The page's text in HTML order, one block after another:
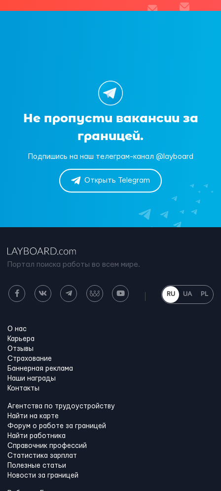
Не пропусти вакансии за
границей.
Подпишись на наш телеграм-канал @layboard
Открыть Telegram
Портал поиска работы во всем мире.
RU UA PL
О нас
Карьера
Отзывы
Страхование
Баннерная реклама
Наши награды
Контакты
Агентства по трудоустройству
Найти на карте
Форум о работе за границей
Найти работника
Справочник профессий
Статистика зарплат
Полезные статьи
Новости за границей